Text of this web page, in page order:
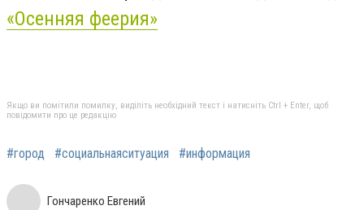
«Осенняя феерия»
Якщо ви помітили помилку, виділіть необхідний текст і натисніть Ctrl + Enter, щоб
повідомити про це редакцію
#город #социальнаяситуация #информация
Гончаренко Евгений